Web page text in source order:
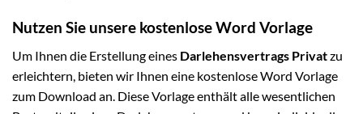
Nutzen Sie unsere kostenlose Word Vorlage
Um Ihnen die Erstellung eines Darlehensvertrags Privatzu
erleichtern, bieten wir Ihnen eine kostenlose Word Vorlage
zum Download an. Diese Vorlage enthält alle wesentlichen